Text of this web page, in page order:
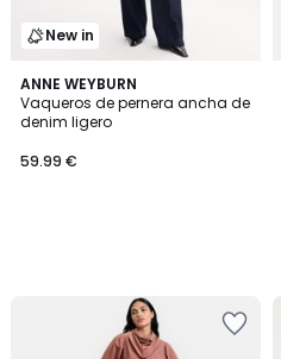
New in
ANNE WEYBURN
Vaqueros de pernera ancha de
denim ligero
59.99 €